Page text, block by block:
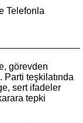
Telefonla
görevden
Parti teşkilatında
sert ifadeler
tepki